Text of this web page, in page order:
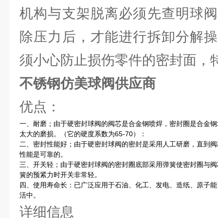
机构与支架脱离必须先查明球
除压力后，才能进行拆卸分解
须小心防止损伤零件的密封面，
不锈钢仿美球阀供应商
优点：
一、耐磨；由于硬密封球阀的阀芯是合金钢喷焊，密封圈是合金
太大的磨损。（它的硬度系数为65-70）：
二、密封性能好；由于硬密封球阀的密封是采用人工研磨，直到
性能是可靠的。
三、开关轻；由于硬密封球阀的密封圈底部采用弹簧使密封圈与
簧的预紧力时开关非常轻。
四、使用寿命长：已广泛应用于石油、化工、发电、造纸、原子
活中。
详细信息